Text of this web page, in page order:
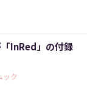
InRed」の付録
ック